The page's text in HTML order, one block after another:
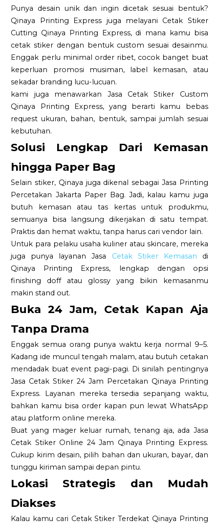
Punya desain unik dan ingin dicetak sesuai bentuk?
Qinaya Printing Express juga melayani Cetak Stiker
Cutting Qinaya Printing Express, di mana kamu bisa
cetak stiker dengan bentuk custom sesuai desainmu.
Enggak perlu minimal order ribet, cocok banget buat
keperluan promosi musiman, label kemasan, atau
sekadar branding lucu-lucuan.
kami juga menawarkan Jasa Cetak Stiker Custom
Qinaya Printing Express, yang berarti kamu bebas
request ukuran, bahan, bentuk, sampai jumlah sesuai
kebutuhan.
Solusi Lengkap Dari Kemasan
hingga Paper Bag
Selain stiker, Qinaya juga dikenal sebagai Jasa Printing
Percetakan Jakarta Paper Bag. Jadi, kalau kamu juga
butuh kemasan atau tas kertas untuk produkmu,
semuanya bisa langsung dikerjakan di satu tempat.
Praktis dan hemat waktu, tanpa harus cari vendor lain.
Untuk para pelaku usaha kuliner atau skincare, mereka
juga punya layanan Jasa Cetak Stiker Kemasan di
Qinaya Printing Express, lengkap dengan opsi
finishing doff atau glossy yang bikin kemasanmu
makin stand out.
Buka 24 Jam, Cetak Kapan Aja
Tanpa Drama
Enggak semua orang punya waktu kerja normal 9–5.
Kadang ide muncul tengah malam, atau butuh cetakan
mendadak buat event pagi-pagi. Di sinilah pentingnya
Jasa Cetak Stiker 24 Jam Percetakan Qinaya Printing
Express. Layanan mereka tersedia sepanjang waktu,
bahkan kamu bisa order kapan pun lewat WhatsApp
atau platform online mereka.
Buat yang mager keluar rumah, tenang aja, ada Jasa
Cetak Stiker Online 24 Jam Qinaya Printing Express.
Cukup kirim desain, pilih bahan dan ukuran, bayar, dan
tunggu kiriman sampai depan pintu.
Lokasi Strategis dan Mudah
Diakses
Kalau kamu cari Cetak Stiker Terdekat Qinaya Printing